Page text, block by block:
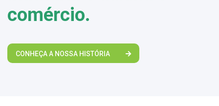
comércio.
CONHEÇA A NOSSA HISTÓRIA